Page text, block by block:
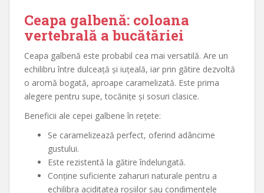
Ceapa galbenă: coloana
vertebrală a bucătăriei
Ceapa galbenă este probabil cea mai versatilă. Are un
echilibru între dulceață și iuțeală, iar prin gătire dezvoltă
o aromă bogată, aproape caramelizată. Este prima
alegere pentru supe, tocănițe și sosuri clasice.
Beneficii ale cepei galbene în rețete:
Se caramelizează perfect, oferind adâncime
gustului.
Este rezistentă la gătire îndelungată.
Conține suficiente zaharuri naturale pentru a
echilibra aciditatea roșiilor sau condimentele